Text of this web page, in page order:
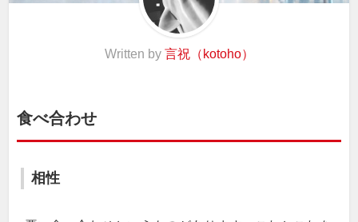
Written by 言祝（kotoho）
食べ合わせ
相性